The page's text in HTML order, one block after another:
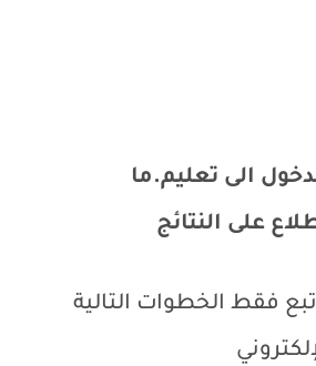
الى تعليم.ما
على النتائج
فقط الخطوات التالية